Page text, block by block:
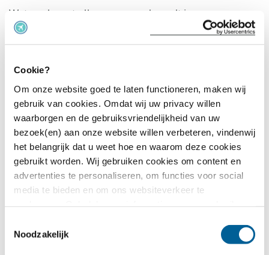
Cookie?
Om onze website goed te laten functioneren, maken wij
gebruik van cookies. Omdat wij uw privacy willen
waarborgen en de gebruiksvriendelijkheid van uw
bezoek(en) aan onze website willen verbeteren, vindenwij
het belangrijk dat u weet hoe en waarom deze cookies
gebruikt worden. Wij gebruiken cookies om content en
advertenties te personaliseren, om functies voor social
media te bieden en om ons websiteverkeer te
adverteren en analyse. Deze partners kunnen deze
gegevens combineren met andere informatie die u aan ze
Noodzakelijk
‘buitengewone omstandigheid’ en omstandigheden
doen’. Een platte band is bijvoorbeeld erg vervelend.
Een technisch mankement kan spontaan ontstaan.
De vliegtuigmaatschappij is verantwoordelijk voor
het onderhoud van het vliegtuig en daarmee kunnen
veel technische mankementen voorkomen worden.
Technische mankementen die langer dan drie uur
vertraging opleveren heb je dus wél recht op
vergoeding. Hieronder geven we voorbeelden van
‘buitengewone omstandigheid’.